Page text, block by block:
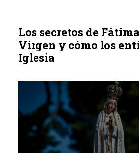
Los secretos de
Virgen y cómo los
Iglesia